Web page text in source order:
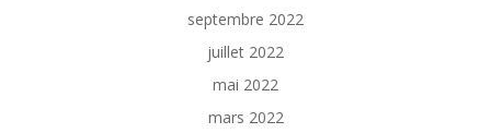
septembre 2022
juillet 2022
mai 2022
mars 2022